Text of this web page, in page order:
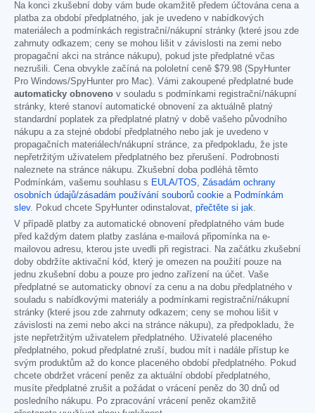
Na konci zkušební doby vám bude okamžitě předem účtována cena a
platba za období předplatného, jak je uvedeno v nabídkových
materiálech a podmínkách registrační/nákupní stránky (které jsou zde
zahrnuty odkazem; ceny se mohou lišit v závislosti na zemi nebo
propagační akci na stránce nákupu), pokud jste předplatné včas
nezrušili. Cena obvykle začíná na pololetní ceně $79.98 (SpyHunter
Pro Windows/SpyHunter pro Mac). Vámi zakoupené předplatné bude
automaticky obnoveno v souladu s podmínkami registrační/nákupní
stránky, které stanoví automatické obnovení za aktuálně platný
standardní poplatek za předplatné platný v době vašeho původního
nákupu a za stejné období předplatného nebo jak je uvedeno v
propagačních materiálech/nákupní stránce, za předpokladu, že jste
nepřetržitým uživatelem předplatného bez přerušení. Podrobnosti
naleznete na stránce nákupu. Zkušební doba podléhá těmto
Podmínkám, vašemu souhlasu s EULA/TOS
Zásadám ochrany
osobních údajů/zásadám používání souborů cookie a Podmínkám
slev. Pokud chcete SpyHunter odinstalovat, přečtěte si jak
V případě platby za automatické obnovení předplatného vám bude
před každým datem platby zaslána e-mailová připomínka na e-
mailovou adresu, kterou jste uvedli při registraci. Na začátku zkušební
doby obdržíte aktivační kód, který je omezen na použití pouze na
jednu zkušební dobu a pouze pro jedno zařízení na účet. Vaše
předplatné se automaticky obnoví za cenu a na dobu předplatného v
souladu s nabídkovými materiály a podmínkami registrační/nákupní
stránky (které jsou zde zahrnuty odkazem; ceny se mohou lišit v
závislosti na zemi nebo akci na stránce nákupu), za předpokladu, že
jste nepřetržitým uživatelem předplatného. Uživatelé placeného
předplatného, pokud předplatné zruší, budou mít i nadále přístup ke
svým produktům až do konce placeného období předplatného. Pokud
chcete obdržet vrácení peněz za aktuální období předplatného,
musíte předplatné zrušit a požádat o vrácení peněz do 30 dnů od
posledního nákupu. Po zpracování vrácení peněz okamžitě